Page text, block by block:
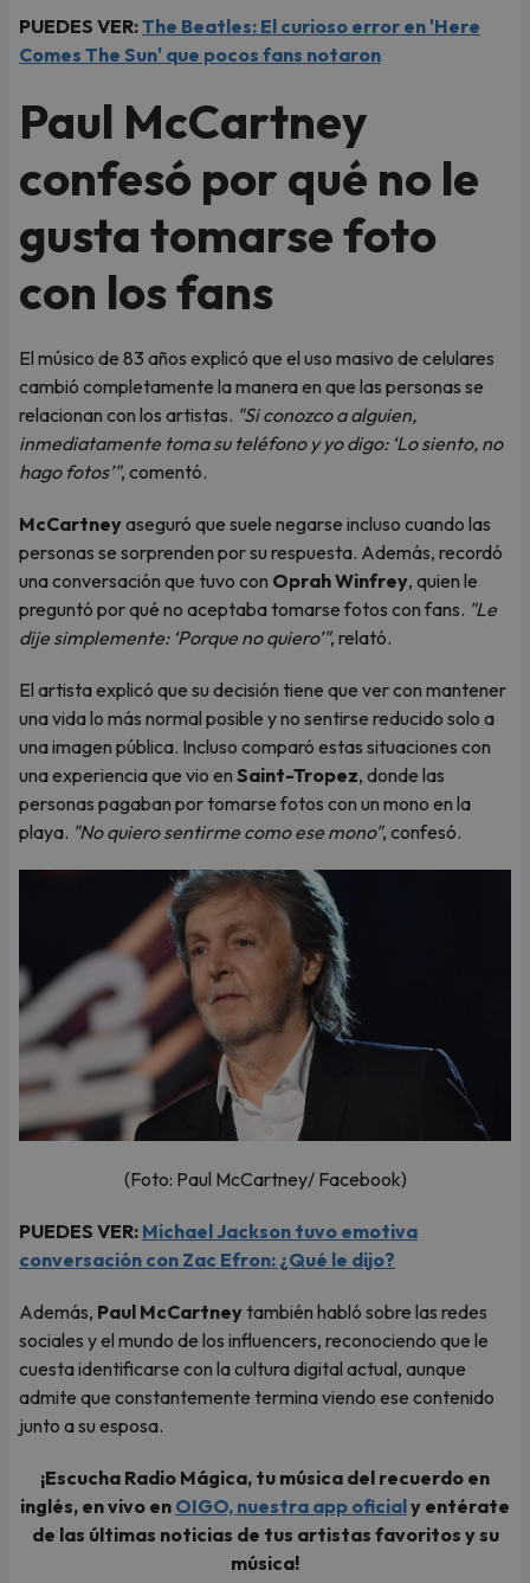
PUEDES VER:The Beatles: El curioso error en 'Here
Comes The Sun' que pocos fans notaron
Paul McCartney
confesó por qué no le
gusta tomarse foto
con los fans
El músico de 83 años explicó que el uso masivo de celulares
cambió completamente la manera en que las personas se
relacionan con los artistas. "Si conozco a alguien,
inmediatamente toma su teléfono y yo digo: ‘Lo siento, no
hago fotos’", comentó.
McCartneyaseguró que suele negarse incluso cuando las
personas se sorprenden por su respuesta. Además, recordó
una conversación que tuvo con Oprah Winfrey, quien le
preguntó por qué no aceptaba tomarse fotos con fans. "Le
dije simplemente: ‘Porque no quiero’", relató.
El artista explicó que su decisión tiene que ver con mantener
una vida lo más normal posible y no sentirse reducido solo a
una imagen pública. Incluso comparó estas situaciones con
una experiencia que vio en Saint-Tropez, donde las
personas pagaban por tomarse fotos con un mono en la
playa. "No quiero sentirme como ese mono", confesó.
(Foto: Paul McCartney/ Facebook)
PUEDES VER: Michael Jackson tuvo emotiva
conversación con Zac Efron: ¿Qué le dijo?
Además, Paul McCartney también habló sobre las redes
sociales y el mundo de los influencers, reconociendo que le
cuesta identificarse con la cultura digital actual, aunque
admite que constantemente termina viendo ese contenido
junto a su esposa.
¡Escucha Radio Mágica, tu música del recuerdo en
inglés, en vivo en OIGO, nuestra app oficialy entérate
de las últimas noticias de tus artistas favoritos y su
música!